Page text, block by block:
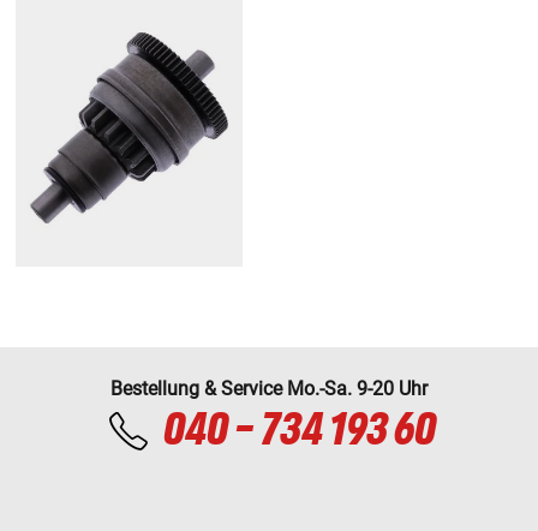
Bestellung & Service Mo.-Sa. 9-20 Uhr
040 - 734 193 60